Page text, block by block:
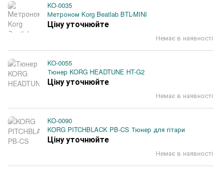
KO-0035
Метроном Korg Beatlab BTL-MINI
Немає в наявності
Ціну уточнюйте
KO-0055
Тюнер KORG HEADTUNE HT-G2
Немає в наявності
Ціну уточнюйте
KO-0090
KORG PITCHBLACK PB-CS Тюнер для гітари
Немає в наявності
Ціну уточнюйте